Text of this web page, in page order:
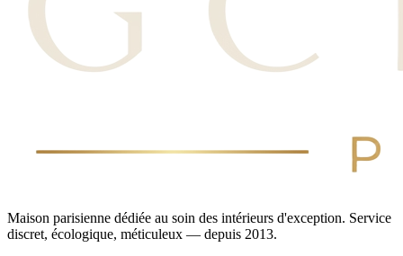
Maison parisienne dédiée au soin des intérieurs d'exception. Service
discret, écologique, méticuleux — depuis 2013.